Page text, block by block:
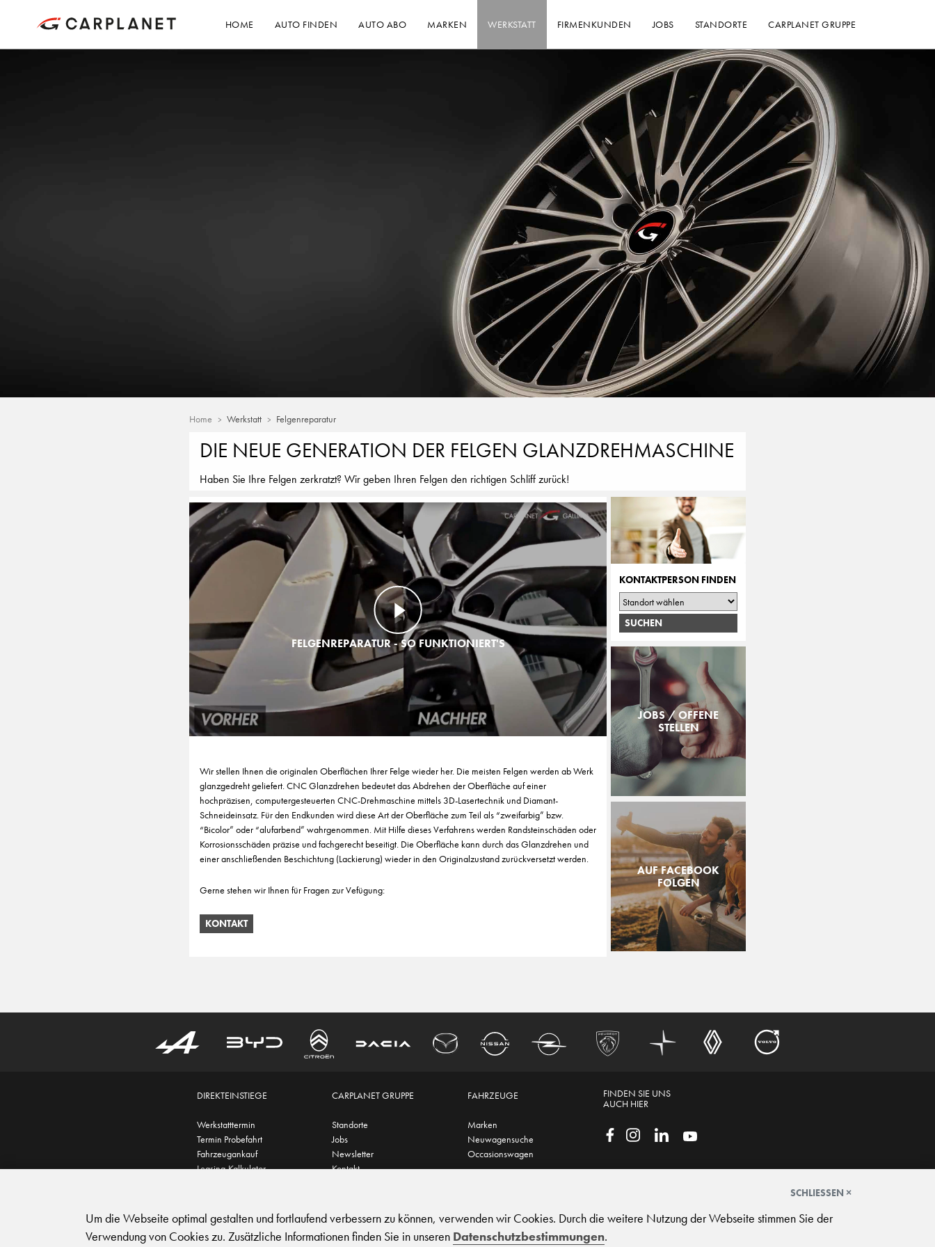
HOME AUTO FINDEN AUTO ABO MARKEN WERKSTATT FIRMENKUNDEN JOBS STANDORTE CARPLANET GRUPPE
Home Werkstatt Felgenreparatur
DIE NEUE GENERATION DER FELGEN GLANZDREHMASCHINE
Haben Sie Ihre Felgen zerkratzt? Wir geben Ihren Felgen den richtigen Schliff zurück!
FELGENREPARATUR - SO FUNKTIONIERT'S
Wir stellen Ihnen die originalen Oberflächen Ihrer Felge wieder her. Die meisten Felgen werden ab Werk
glanzgedreht geliefert. CNC Glanzdrehen bedeutet das Abdrehen der Oberfläche auf einer
hochpräzisen, computergesteuerten CNC-Drehmaschine mittels 3D-Lasertechnik und Diamant-
Schneideinsatz. Für den Endkunden wird diese Art der Oberfläche zum Teil als “zweifarbig” bzw.
“Bicolor” oder “alufarbend” wahrgenommen. Mit Hilfe dieses Verfahrens werden Randsteinschäden oder
Korrosionsschäden präzise und fachgerecht beseitigt. Die Oberfläche kann durch das Glanzdrehen und
einer anschließenden Beschichtung (Lackierung) wieder in den Originalzustand zurückversetzt werden.
Gerne stehen wir Ihnen für Fragen zur Vefügung:
KONTAKT
KONTAKTPERSON FINDEN
JOBS / OFFENE
STELLEN
AUF FACEBOOK
FOLGEN
DIREKTEINSTIEGE
Werkstatttermin
Termin Probefahrt
Fahrzeugankauf
Leasing-Kalkulator
CARPLANET GRUPPE
Standorte
Jobs
Newsletter
Kontakt
FAHRZEUGE
Marken
Neuwagensuche
Occasionswagen
FINDEN SIE UNS
AUCH HIER
SCHLIESSEN ×
Um die Webseite optimal gestalten und fortlaufend verbessern zu können, verwenden wir Cookies. Durch die weitere Nutzung der Webseite stimmen Sie der
Verwendung von Cookies zu. Zusätzliche Informationen finden Sie in unseren Datenschutzbestimmungen.